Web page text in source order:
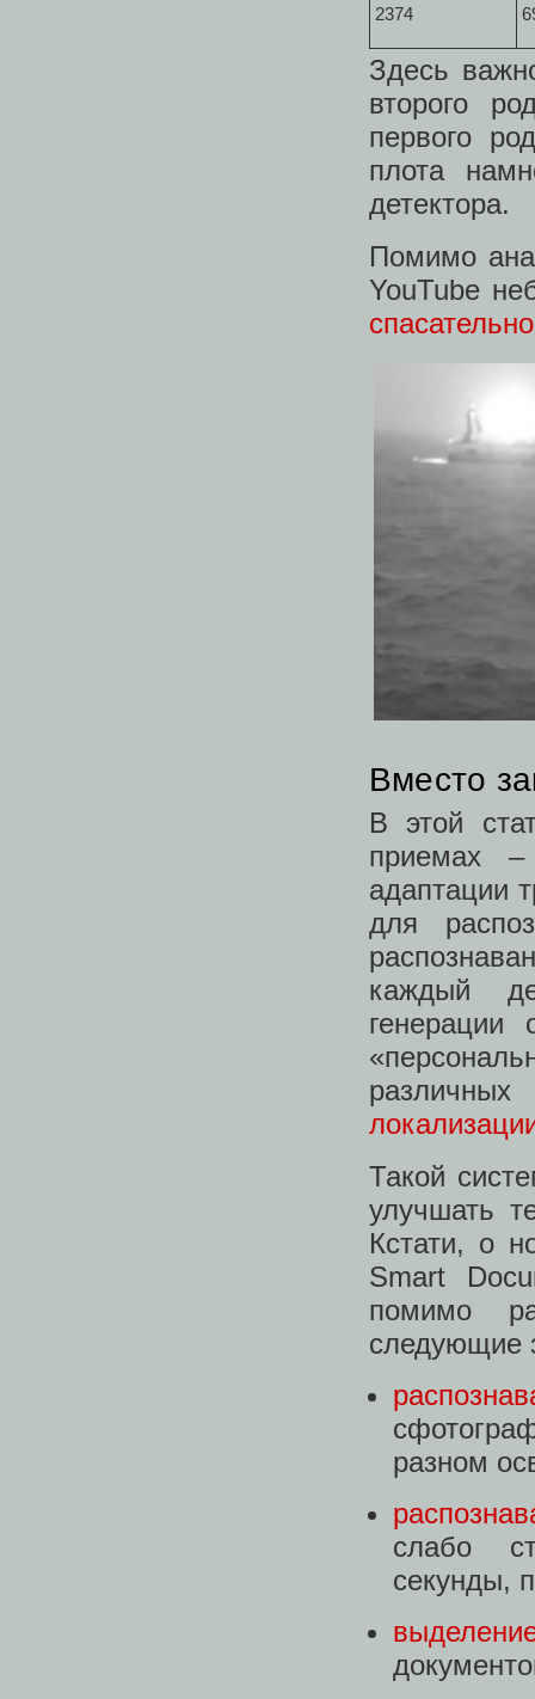
2374
Здесь
второго
первого
плота
детектора.
Помимо
YouTube
Вместо
В этой
приемах
адаптации
для
каждый
генерации
Такой
улучшать
Кстати, о
Smart
помимо
следующие
разном
слабо
секунды,